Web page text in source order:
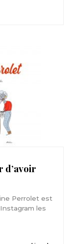
d’avoir
Perrolet est
les